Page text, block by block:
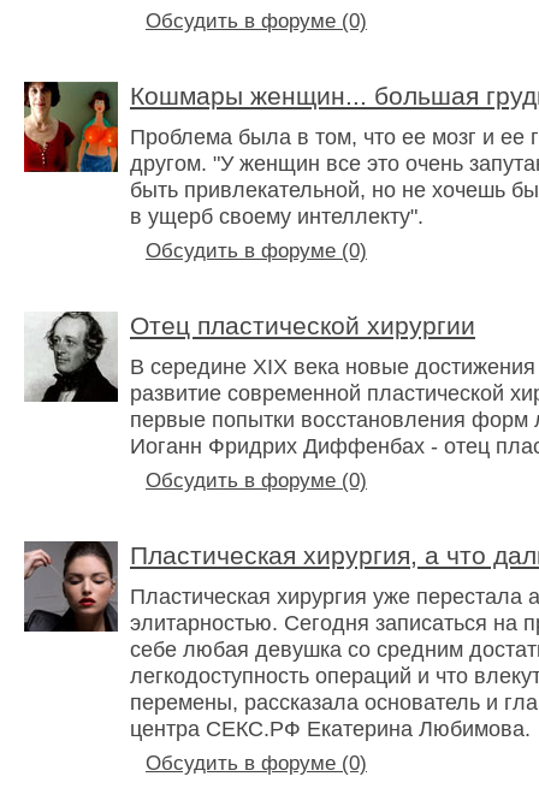
Обсудить в форуме (0)
Кошмары женщин... большая
Проблема была в том, что ее мозг и ее
другом. "У женщин все это очень
быть привлекательной, но не хочешь
в ущерб своему интеллекту".
Обсудить в форуме (0)
Отец пластической хирургии
В середине XIX века новые
развитие современной пластической
первые попытки восстановления форм
Иоганн Фридрих Диффенбах - отец
Обсудить в форуме (0)
Пластическая хирургия, а что
Пластическая хирургия уже перестала
элитарностью. Сегодня записаться на
себе любая девушка со средним
легкодоступность операций и что
перемены, рассказала основатель и
центра СЕКС.РФ Екатерина Любимова.
Обсудить в форуме (0)